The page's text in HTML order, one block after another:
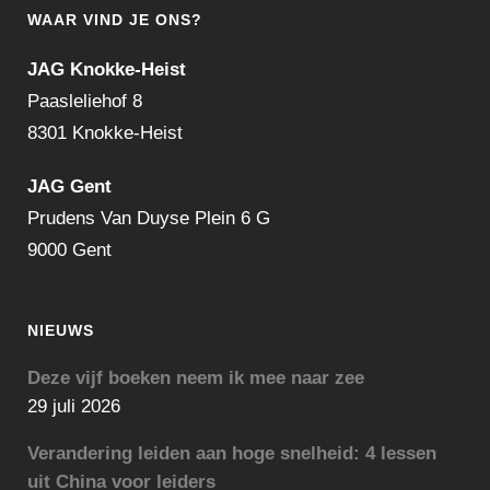
WAAR VIND JE ONS?
JAG Knokke-Heist
Paasleliehof 8
8301 Knokke-Heist
JAG Gent
Prudens Van Duyse Plein 6 G
9000 Gent
NIEUWS
Deze vijf boeken neem ik mee naar zee
29 juli 2026
Verandering leiden aan hoge snelheid: 4 lessen
uit China voor leiders